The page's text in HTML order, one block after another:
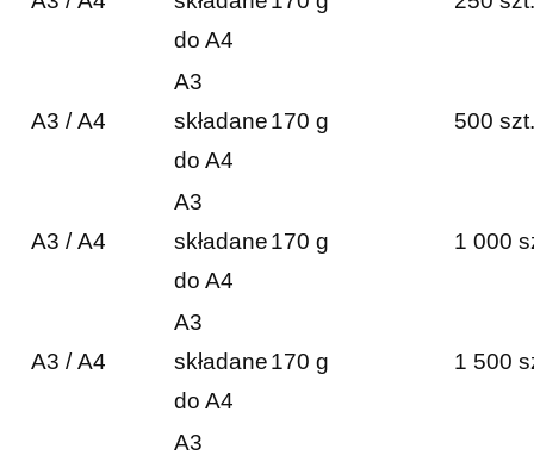
do A4
A3 / A4
A3
składane
do A4
170 g 500 szt.
A3 / A4
A3
składane
do A4
170 g 1 000
A3 / A4
A3
składane
do A4
170 g 1 500
A3